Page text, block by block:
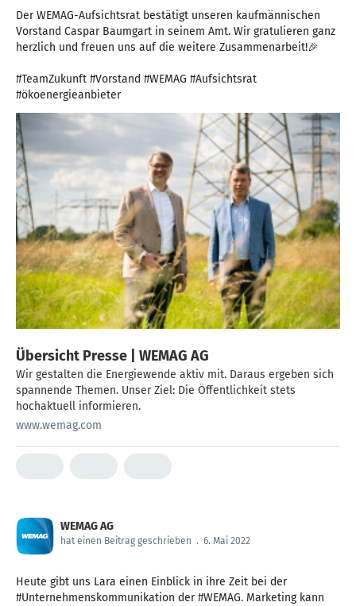
Der WEMAG-Aufsichtsrat bestätigt unseren kaufmännischen
Vorstand Caspar Baumgart in seinem Amt. Wir gratulieren ganz
herzlich und freuen uns auf die weitere Zusammenarbeit!🎉
#TeamZukunft #Vorstand #WEMAG #Aufsichtsrat
#ökoenergieanbieter
Übersicht Presse | WEMAG AG
Wir gestalten die Energiewende aktiv mit. Daraus ergeben sich
spannende Themen. Unser Ziel: Die Öffentlichkeit stets
hochaktuell informieren.
www.wemag.com
WEMAG AG
hat einen Beitrag geschrieben . 6. Mai 2022
Heute gibt uns Lara einen Einblick in ihre Zeit bei der
#Unternehmenskommunikation der #WEMAG. Marketing kann